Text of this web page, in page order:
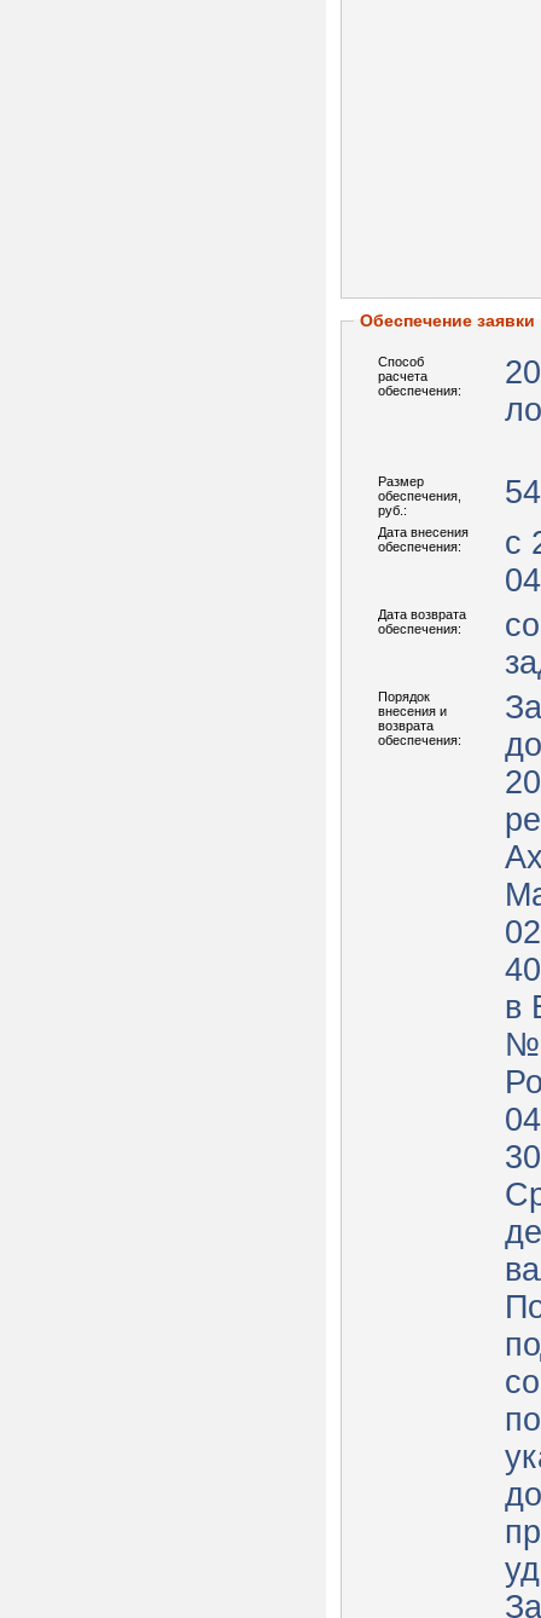
Обеспечение заявки
Способ
расчета
обеспечения:
Размер
обеспечения,
руб.:
Дата внесения
обеспечения:
с
Дата возврата
обеспечения:
Порядок
внесения и
возврата
обеспечения:
2026г.
в